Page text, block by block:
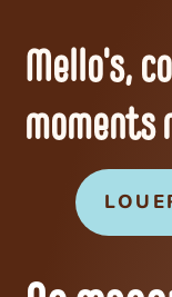
Mello's,
moments